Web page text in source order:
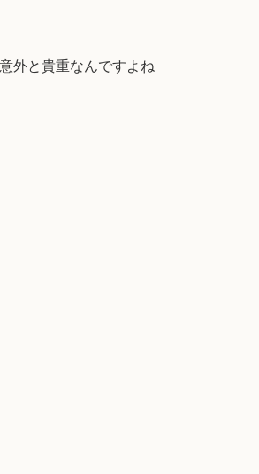
外と貴重なんですよね